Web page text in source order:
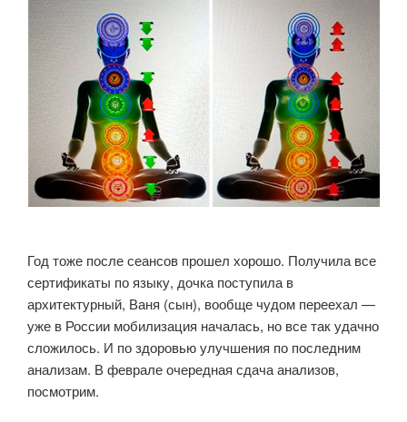
Год тоже после сеансов прошел хорошо. Получила все
сертификаты по языку, дочка поступила в
архитектурный, Ваня (сын), вообще чудом переехал —
уже в России мобилизация началась, но все так удачно
сложилось. И по здоровью улучшения по последним
анализам. В феврале очередная сдача анализов,
посмотрим.